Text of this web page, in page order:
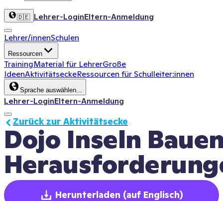
🇩🇪 Lehrer-LoginEltern-Anmeldung
Lehrer/innenSchulen
Ressourcen
TrainingMaterial für LehrerGroße
IdeenAktivitätseckeRessourcen für Schulleiter:innen
Sprache auswählen...
Lehrer-LoginEltern-Anmeldung
Dojo Inseln
Zurück zur Aktivitätsecke
Herunterladen (auf Englisch)